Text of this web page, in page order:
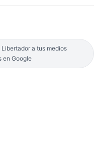
Libertador a tus medios
en Google